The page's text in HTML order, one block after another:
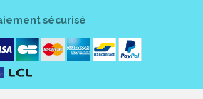
sécurisé